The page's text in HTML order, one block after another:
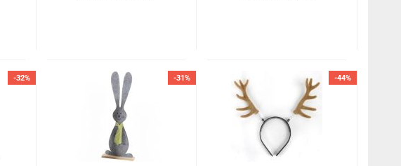
-32% -31% -44%